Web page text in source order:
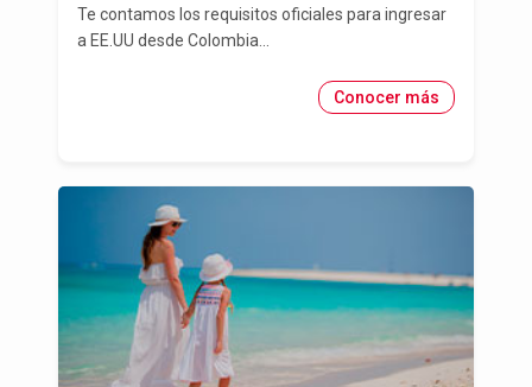
Te contamos los requisitos oficiales para ingresar
a EE.UU desde Colombia...
Conocer más